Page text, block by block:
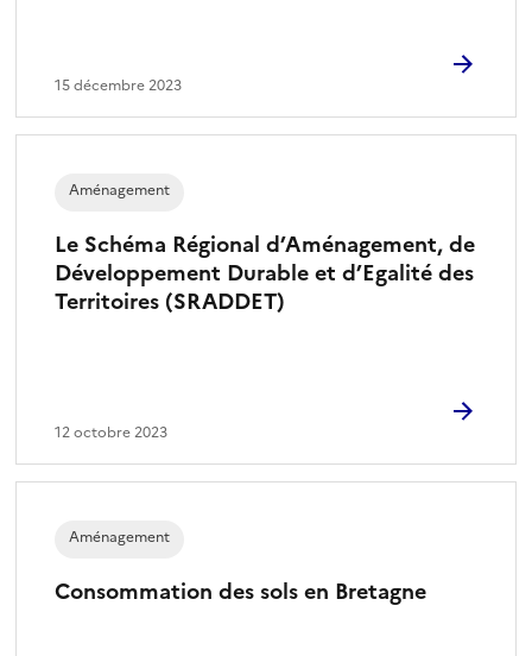
15 décembre 2023
Le Schéma Régional d’Aménagement, de
Développement Durable et d’Egalité des
Territoires (SRADDET)
Aménagement
12 octobre 2023
Consommation des sols en Bretagne
Aménagement